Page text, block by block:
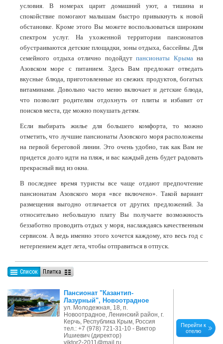
условия. В номерах царит домашний уют, а тишина и
спокойствие помогают малышам быстро привыкнуть к новой
обстановке. Кроме этого Вы можете воспользоваться широким
спектром услуг. На ухоженной территории пансионатов
обустраиваются детские площадки, зоны отдыха, бассейны. Для
семейного отдыха отлично подойдут пансионаты Крымана
Азовском море с питанием. Здесь Вам предложат отведать
вкусные блюда, приготовленные из свежих продуктов, богатых
витаминами. Довольно часто меню включает и детские блюда,
что позволит родителям отдохнуть от плиты и избавит от
поисков места, где можно покушать детям.
Если выбирать жилье для большего комфорта, то можно
отметить, что лучшие пансионаты Азовского моря расположены
на первой береговой линии. Это очень удобно, так как Вам не
придется долго идти на пляж, и вас каждый день будет радовать
прекрасный вид из окна.
В последнее время туристы все чаще отдают предпочтение
пансионатам Азовского моря «все включено». Такой вариант
размещения выгодно отличается от других предложений. За
относительно небольшую плату Вы получаете возможность
беззаботно проводить отдых у моря, наслаждаясь качественным
сервисом. А ведь именно этого хочется каждому, кто весь год с
нетерпением ждет лета, чтобы отправиться в отпуск.
Список Плитка
Пансионат "Казантип-
Лазурный", Новоотрадное
ул. Молодежная, 18, п.
Новоотрадное, Ленинский район, г.
Керчь, Республика Крым, Россия
тел.: +7 (978) 721-31-10 - Виктор
Ишиевич (директор)
Перейти к
отелю